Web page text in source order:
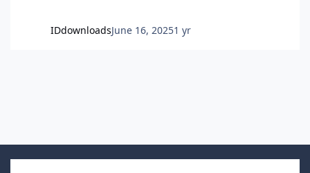
IDdownloadsJune 16, 20251 yr